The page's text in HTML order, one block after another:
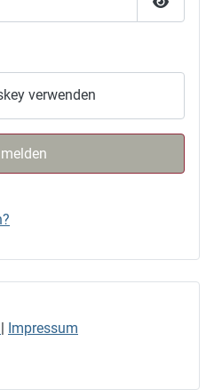
verwenden
Impressum